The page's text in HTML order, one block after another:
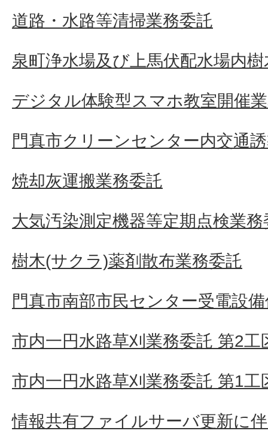
道路・水路等清掃業務委託
泉町浄水場及び上馬伏配水場内
デジタル体験型スマホ教室開催
門真市クリーンセンター内交通
焼却灰運搬業務委託
大気汚染測定機器等定期点検業務
樹木(サクラ)薬剤散布業務委託
門真市南部市民センター受電設
市内一円水路草刈業務委託 第2工
市内一円水路草刈業務委託 第1工
情報共有ファイルサーバ更新に